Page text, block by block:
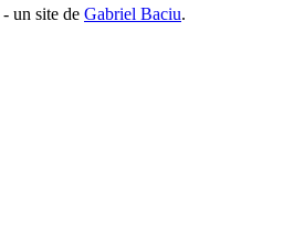
- un site de Gabriel Baciu.